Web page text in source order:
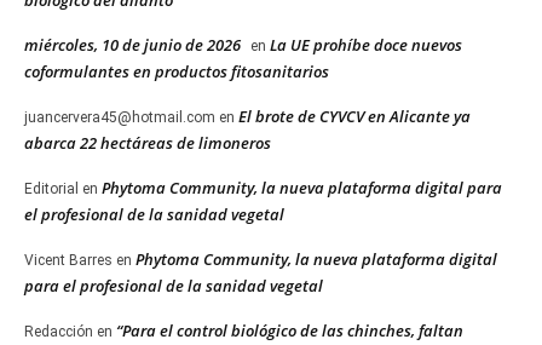
miércoles, 10 de junio de 2026 en La UE prohíbe doce nuevos
coformulantes en productos fitosanitarios
juancervera45@hotmail.com en El brote de CYVCV en Alicante ya
abarca 22 hectáreas de limoneros
Editorial en Phytoma Community, la nueva plataforma digital para
el profesional de la sanidad vegetal
Vicent Barres en Phytoma Community, la nueva plataforma digital
para el profesional de la sanidad vegetal
Redacción en “Para el control biológico de las chinches, faltan